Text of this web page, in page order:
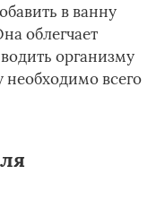
в ванну
облегчает
организму
всего